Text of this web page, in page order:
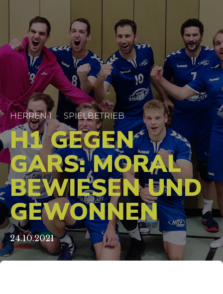
HERREN 1 SPIELBETRIEB
H1 GEGEN
GARS: MORAL
BEWIESEN UND
GEWONNEN
24.10.2021